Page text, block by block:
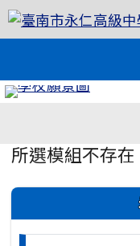
跳至主內容區
臺南市永仁
主內容區域
所選模組不存在
左邊區域內容
頁尾區域